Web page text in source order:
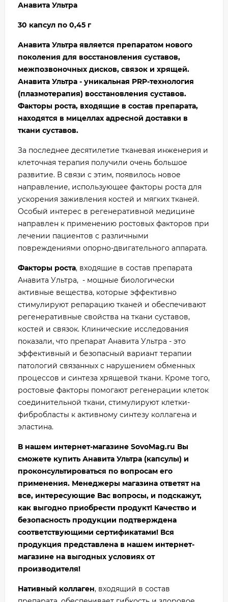
Анавита Ультра
30 капсул по 0,45 г
Анавита Ультра является препаратом нового
поколения для восстановления суставов,
межпозвоночных дисков, связок и хрящей.
Анавита Ультра - уникальная PRP-технология
(плазмотерапия) восстановления суставов.
Факторы роста, входящие в состав препарата,
находятся в мицеллах адресной доставки в
ткани суставов.
За последнее десятилетие тканевая инженерия и
клеточная терапия получили очень большое
развитие. В связи с этим, появилось новое
направление, использующее факторы роста для
ускорения заживления костей и мягких тканей.
Особый интерес в регенеративной медицине
направлен к применению ростовых факторов при
лечении пациентов с различными
повреждениями опорно-двигательного аппарата.
Факторы роста, входящие в состав препарата
Анавита Ультра, - мощные биологически
активные вещества, которые эффективно
стимулируют репарацию тканей и обеспечивают
регенеративные свойства на ткани суставов,
костей и связок. Клинические исследования
показали, что препарат Анавита Ультра - это
эффективный и безопасный вариант терапии
патологий связанных с нарушением обменных
процессов и синтеза хрящевой ткани. Кроме того,
ростовые факторы помогают регенерации клеток
соединительной ткани, стимулируют клетки-
фибробласты к активному синтезу коллагена и
эластина.
В нашем интернет-магазине SovoMag.ru Вы
сможете купить Анавита Ультра (капсулы) и
проконсультироваться по вопросам его
применения. Менеджеры магазина ответят на
все, интересующие Вас вопросы, и подскажут,
как выгодно приобрести продукт! Качество и
безопасность продукции подтверждена
соответствующими сертификатами! Вся
продукция представлена в нашем интернет-
магазине на выгодных условиях от
производителя!
Нативный коллаген, входящий в состав